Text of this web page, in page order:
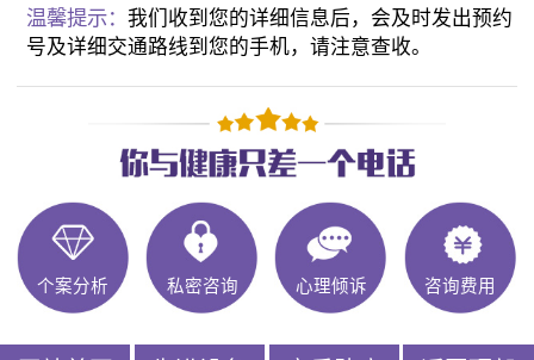
温馨提示：我们收到您的详细信息后，会及时发出预约
号及详细交通路线到您的手机，请注意查收。
个案分析 私密咨询 心理倾诉 咨询费用